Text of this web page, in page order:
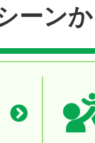
ーン